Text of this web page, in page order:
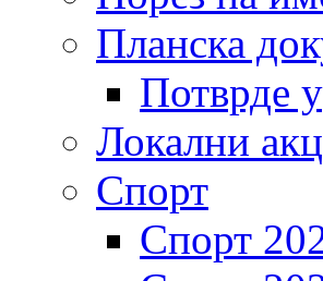
Планска
Потврде
Локални
Спорт
Спорт